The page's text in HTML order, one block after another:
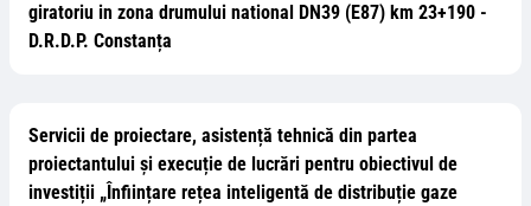
giratoriu in zona drumului national DN39 (E87) km 23+190 -
D.R.D.P. Constanța
Servicii de proiectare, asistență tehnică din partea
proiectantului și execuție de lucrări pentru obiectivul de
investiții „Înființare rețea inteligentă de distribuție gaze